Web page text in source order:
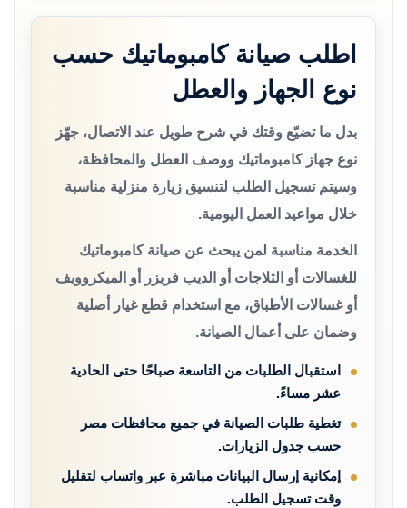
اطلب صيانة كامبوماتيك حسب
نوع الجهاز والعطل
بدل ما تضيّع وقتك في شرح طويل عند الاتصال، جهّز
نوع جهاز كامبوماتيك ووصف العطل والمحافظة،
وسيتم تسجيل الطلب لتنسيق زيارة منزلية مناسبة
خلال مواعيد العمل اليومية.
الخدمة مناسبة لمن يبحث عن صيانة كامبوماتيك
للغسالات أو الثلاجات أو الديب فريزر أو الميكروويف
أو غسالات الأطباق، مع استخدام قطع غيار أصلية
وضمان على أعمال الصيانة.
استقبال الطلبات من التاسعة صباحًا حتى الحادية
عشر مساءً.
تغطية طلبات الصيانة في جميع محافظات مصر
حسب جدول الزيارات.
إمكانية إرسال البيانات مباشرة عبر واتساب لتقليل
وقت تسجيل الطلب.